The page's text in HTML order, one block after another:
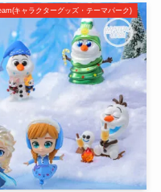
キャラクターグッズ・テーマパーク)